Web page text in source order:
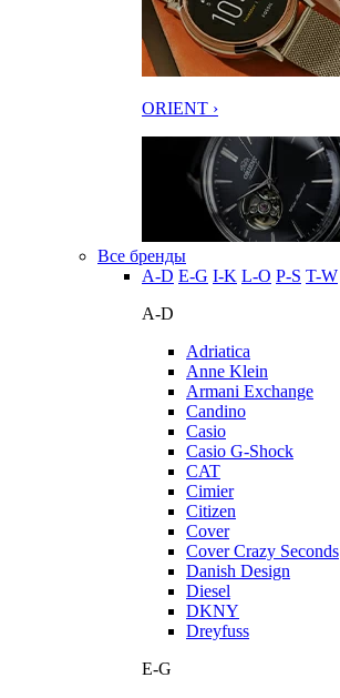
ORIENT ›
Все бренды
A-D E-G I-K L-O P-S T-W
A-D
Adriatica
Anne Klein
Armani Exchange
Candino
Casio
Casio G-Shock
CAT
Cimier
Citizen
Cover
Cover Crazy Seconds
Danish Design
Diesel
DKNY
Dreyfuss
E-G